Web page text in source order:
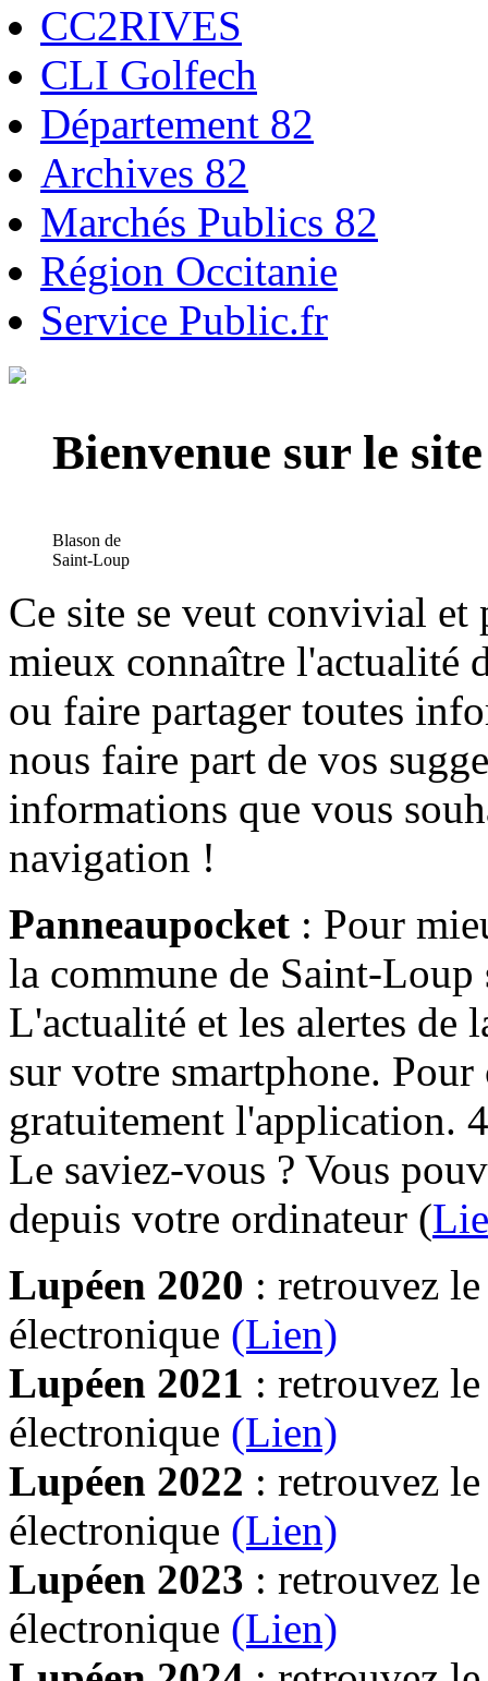
CC2RIVES
CLI Golfech
Département 82
Archives 82
Marchés Publics 82
Région Occitanie
Service Public.fr
Bienvenue sur le
Blason de
Saint-Loup
Ce site se veut convivial et
mieux connaître l'actualité
ou faire partager toutes
nous faire part de vos
informations que vous
navigation !
Panneaupocket : Pour
la commune de Saint-Loup
L'actualité et les alertes de
sur votre smartphone.
gratuitement l'application.
Le saviez-vous ? Vous
depuis votre ordinateur (
Lupéen 2020 : retrouvez
électronique (Lien)
Lupéen 2021 : retrouvez
électronique (Lien)
Lupéen 2022 : retrouvez
électronique (Lien)
Lupéen 2023 : retrouvez
électronique (Lien)